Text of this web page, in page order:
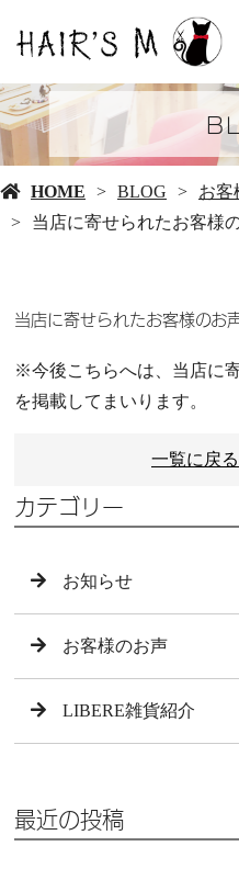
HOME BLOG
お客
当店に寄せられたお客様
当店に寄せられたお客様のお
※今後こちらへは、当店に
を掲載してまいります。
一覧に戻る
カテゴリー
お知らせ
お客様のお声
LIBERE雑貨紹介
最近の投稿